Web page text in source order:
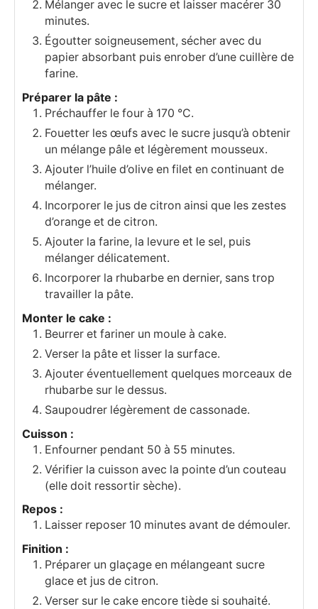
Mélanger avec le sucre et laisser macérer 30
minutes.
Égoutter soigneusement, sécher avec du
papier absorbant puis enrober d’une cuillère de
farine.
Préparer la pâte :
Préchauffer le four à 170 °C.
Fouetter les œufs avec le sucre jusqu’à obtenir
un mélange pâle et légèrement mousseux.
Ajouter l’huile d’olive en filet en continuant de
mélanger.
Incorporer le jus de citron ainsi que les zestes
d’orange et de citron.
Ajouter la farine, la levure et le sel, puis
mélanger délicatement.
Incorporer la rhubarbe en dernier, sans trop
travailler la pâte.
Monter le cake :
Beurrer et fariner un moule à cake.
Verser la pâte et lisser la surface.
Ajouter éventuellement quelques morceaux de
rhubarbe sur le dessus.
Saupoudrer légèrement de cassonade.
Cuisson :
Enfourner pendant 50 à 55 minutes.
Vérifier la cuisson avec la pointe d’un couteau
(elle doit ressortir sèche).
Repos :
Laisser reposer 10 minutes avant de démouler.
Finition :
Préparer un glaçage en mélangeant sucre
glace et jus de citron.
Verser sur le cake encore tiède si souhaité.